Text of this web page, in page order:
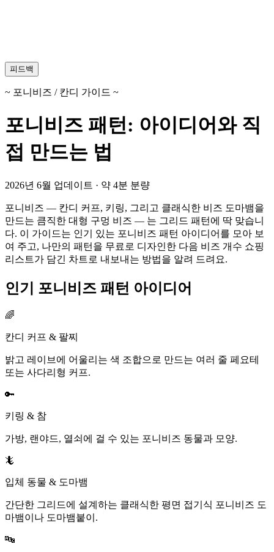
피드백
~ 포니비즈 / 칸디 가이드 ~
포니비즈 패턴: 아이디어와 직
접 만드는 법
2026년 6월 업데이트 · 약 4분 분량
포니비즈 — 칸디 커프, 키링, 그리고 클래식한 비즈 도마뱀을
만드는 큼직한 대형 구멍 비즈 — 는 그리드 패턴에 딱 맞습니
다. 이 가이드는 인기 있는 포니비즈 패턴 아이디어를 모아 보
여 주고, 나만의 패턴을 무료로 디자인한 다음 비즈 개수 쇼핑
리스트가 담긴 차트로 내보내는 방법을 알려 드려요.
인기 포니비즈 패턴 아이디어
🌈
칸디 커프 & 팔찌
밝고 레이브에 어울리는 색 조합으로 만드는 여러 줄 페요테
또는 사다리형 커프.
🔑
키링 & 참
가방, 랜야드, 열쇠에 걸 수 있는 포니비즈 동물과 모양.
🦎
입체 동물 & 도마뱀
간단한 그리드에 설계하는 클래식한 평면 접기식 포니비즈 도
마뱀이나 도마뱀붙이.
🔤